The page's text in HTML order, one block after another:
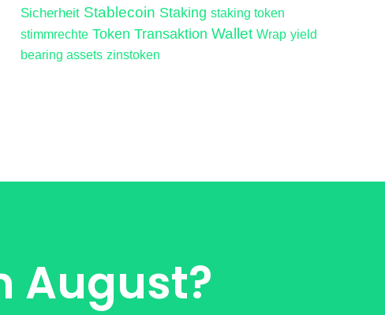
Sicherheit Stablecoin Staking staking token
stimmrechte Token Transaktion Wallet Wrap yield
bearing assets zinstoken
August?